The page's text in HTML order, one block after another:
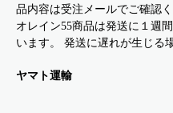
品内容は受注メールでご確認く
オレイン55商品は発送に１週
います。 発送に遅れが生じる
ヤマト運輸